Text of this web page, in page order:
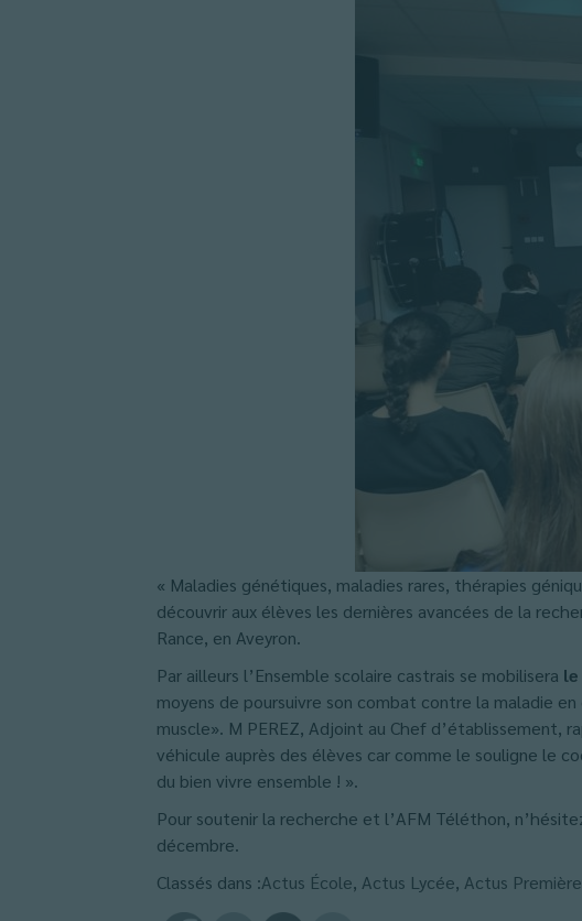
« Maladies génétiques, maladies rares, thérapies
découvrir aux élèves les dernières avancées de la
Rance, en Aveyron.
Par ailleurs l’Ensemble scolaire castrais se mobilisera
moyens de poursuivre son combat contre la maladie
muscle». M PEREZ, Adjoint au Chef
véhicule auprès des élèves car comme le souligne le
du bien vivre ensemble ! ».
Pour soutenir la recherche et l’AFM Téléthon,
décembre.
Classés dans :Actus École, Actus Lycée, Actus Première